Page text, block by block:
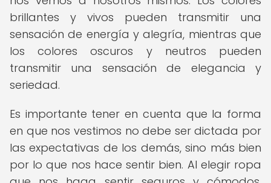
brillantes y vivos pueden transmitir una
sensación de energía y alegría, mientras que
los colores oscuros y neutros pueden
transmitir una sensación de elegancia y
seriedad.
Es importante tener en cuenta que la forma
en que nos vestimos no debe ser dictada por
las expectativas de los demás, sino más bien
por lo que nos hace sentir bien. Al elegir ropa